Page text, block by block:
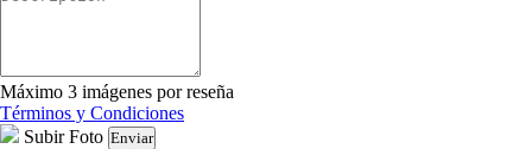
Máximo 3 imágenes por reseña
Términos y Condiciones
Subir Foto Enviar